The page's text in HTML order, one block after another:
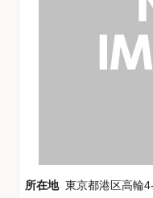
所在地 東京都港区高輪